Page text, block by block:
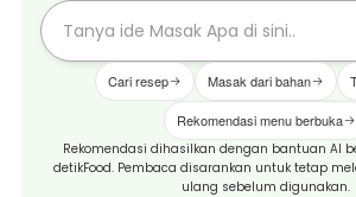
Cari resep Masak dari bahan
Rekomendasi menu berbuka
Rekomendasi dihasilkan dengan bantuan AI
detikFood. Pembaca disarankan untuk tetap
ulang sebelum digunakan.